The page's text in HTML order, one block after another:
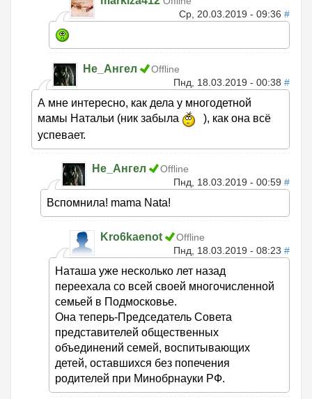
Ср, 20.03.2019 - 09:36 #
Не_Ангел
Offline
Пнд, 18.03.2019 - 00:38 #
А мне интересно, как дела у многодетной
мамы Натальи (ник забыла
), как она всё
успевает.
Не_Ангел
Offline
Пнд, 18.03.2019 - 00:59 #
Вспомнила! mama Nata!
Kro6kaenot
Offline
Пнд, 18.03.2019 - 08:23 #
Наташа уже несколько лет назад
переехала со всей своей многочисленной
семьей в Подмосковье.
Она теперь-Председатель Совета
представителей общественных
объединений семей, воспитывающих
детей, оставшихся без попечения
родителей при Минобрнауки РФ.